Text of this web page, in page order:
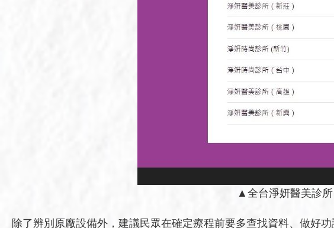
▲全台淨妍醫美診所
除了辨別原廠設備外，建議民眾在確定療程前要多查找資料、做好